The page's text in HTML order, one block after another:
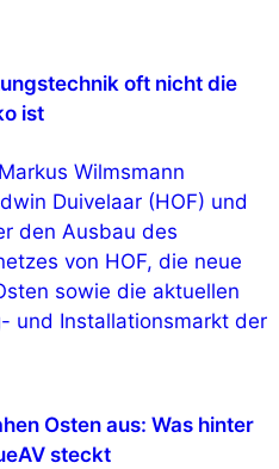
oft nicht die
ist
Osten aus: Was hinter
steckt